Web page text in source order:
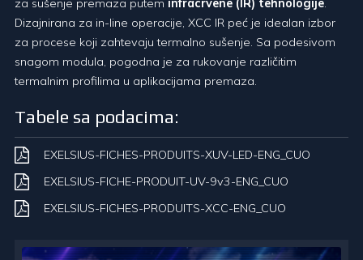
za sušenje premaza putem infracrvene (IR) tehnologije.
Dizajnirana za in-line operacije, XCC IR peć je idealan izbor
za procese koji zahtevaju termalno sušenje. Sa podesivom
snagom modula, pogodna je za rukovanje različitim
termalnim profilima u aplikacijama premaza.
Tabele sa podacima:
EXELSIUS-FICHES-PRODUITS-XUV-LED-ENG_CUO
EXELSIUS-FICHE-PRODUIT-UV-9v3-ENG_CUO
EXELSIUS-FICHES-PRODUITS-XCC-ENG_CUO